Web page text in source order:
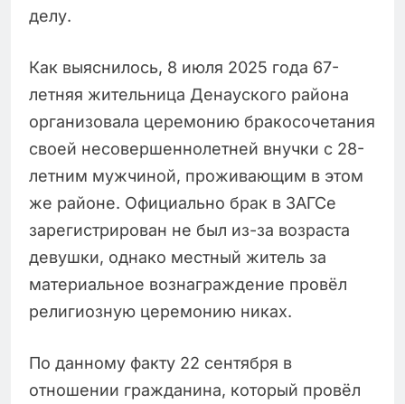
делу.
Как выяснилось, 8 июля 2025 года 67-
летняя жительница Денауского района
организовала церемонию бракосочетания
своей несовершеннолетней внучки с 28-
летним мужчиной, проживающим в этом
же районе. Официально брак в ЗАГСе
зарегистрирован не был из-за возраста
девушки, однако местный житель за
материальное вознаграждение провёл
религиозную церемонию никах.
По данному факту 22 сентября в
отношении гражданина, который провёл